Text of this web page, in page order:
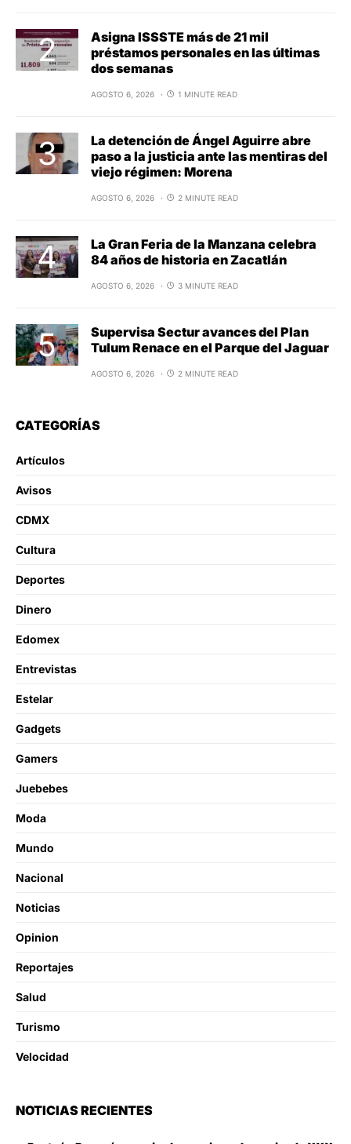
Asigna ISSSTE más de 21 mil
préstamos personales en las últimas
dos semanas
AGOSTO 6, 2026 1 MINUTE READ
La detención de Ángel Aguirre abre
paso a la justicia ante las mentiras del
viejo régimen: Morena
AGOSTO 6, 2026 2 MINUTE READ
La Gran Feria de la Manzana celebra
84 años de historia en Zacatlán
AGOSTO 6, 2026 3 MINUTE READ
Supervisa Sectur avances del Plan
Tulum Renace en el Parque del Jaguar
AGOSTO 6, 2026 2 MINUTE READ
CATEGORÍAS
Artículos
Avisos
CDMX
Cultura
Deportes
Dinero
Edomex
Entrevistas
Estelar
Gadgets
Gamers
Juebebes
Moda
Mundo
Nacional
Noticias
Opinion
Reportajes
Salud
Turismo
Velocidad
NOTICIAS RECIENTES